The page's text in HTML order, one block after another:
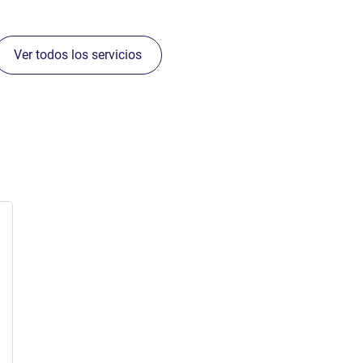
Ver todos los servicios